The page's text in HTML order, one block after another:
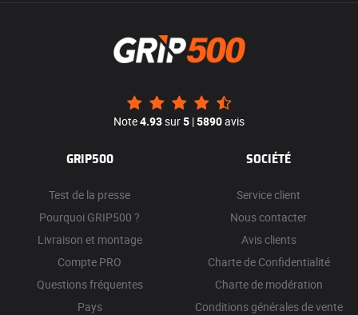
Note4.93sur5 |5890avis
GRIP500
Test de la presse
Pourquoi GRIP500 ?
Livraison et montage
Compte PRO
Questions fréquentes
Pays
SOCIÉTÉ
Service client
Nous contacter
Avis clients
Charte de Confidentialité
Charte de modération
Conditions générales de vente